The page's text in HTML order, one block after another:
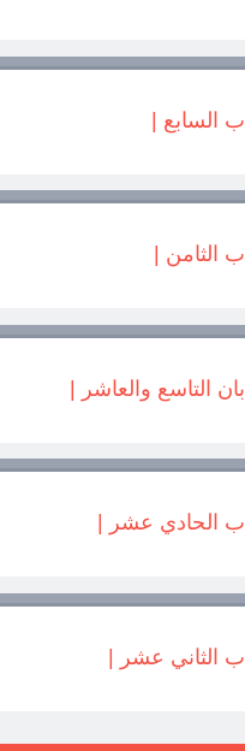
السابع |
الثامن |
التاسع والعاشر |
الحادي عشر |
الثاني عشر |